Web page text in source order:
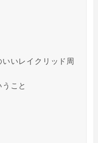
いレイクリッド周
こと